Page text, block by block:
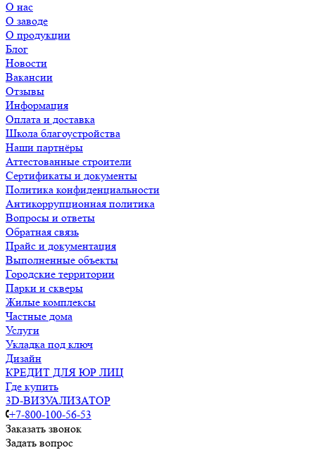
О нас
О заводе
О продукции
Блог
Новости
Вакансии
Отзывы
Информация
Оплата и доставка
Школа благоустройства
Наши партнёры
Аттестованные строители
Сертификаты и документы
Политика конфиденциальности
Антикоррупционная политика
Вопросы и ответы
Обратная связь
Прайс и документация
Выполненные объекты
Городские территории
Парки и скверы
Жилые комплексы
Частные дома
Услуги
Укладка под ключ
Дизайн
КРЕДИТ ДЛЯ ЮР ЛИЦ
Где купить
3D-ВИЗУАЛИЗАТОР
+7-800-100-56-53
Заказать звонок
Задать вопрос